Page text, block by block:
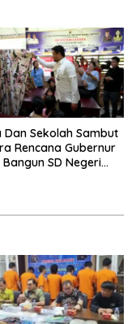
Dan Sekolah Sambut
Rencana Gubernur
SD Negeri